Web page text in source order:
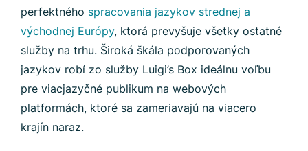
perfektného spracovania jazykov strednej a
východnej Európy, ktorá prevyšuje všetky ostatné
služby na trhu. Široká škála podporovaných
jazykov robí zo služby Luigi’s Box ideálnu voľbu
pre viacjazyčné publikum na webových
platformách, ktoré sa zameriavajú na viacero
krajín naraz.